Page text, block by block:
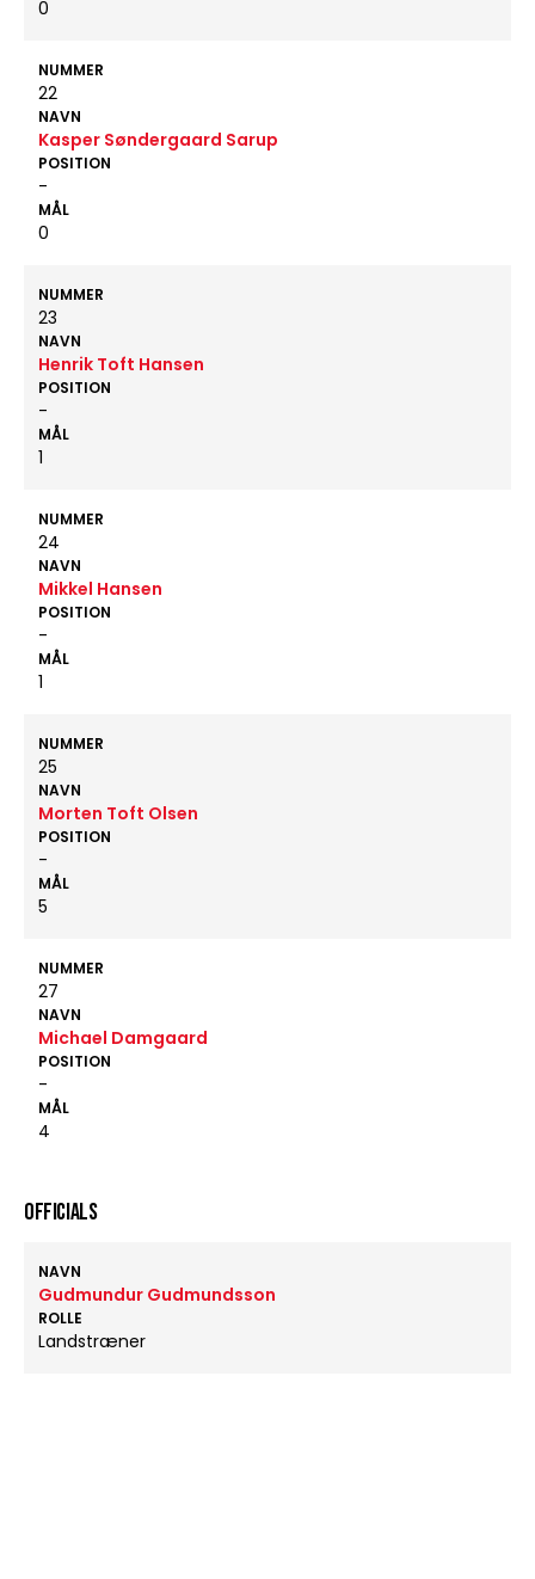
0
NUMMER
22
NAVN
Kasper Søndergaard Sarup
POSITION
-
MÅL
0
NUMMER
23
NAVN
Henrik Toft Hansen
POSITION
-
MÅL
1
NUMMER
24
NAVN
Mikkel Hansen
POSITION
-
MÅL
1
NUMMER
25
NAVN
Morten Toft Olsen
POSITION
-
MÅL
5
NUMMER
27
NAVN
Michael Damgaard
POSITION
-
MÅL
4
OFFICIALS
NAVN
Gudmundur Gudmundsson
ROLLE
Landstræner